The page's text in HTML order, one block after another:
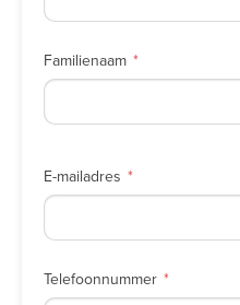
Familienaam
E-mailadres
Telefoonnummer